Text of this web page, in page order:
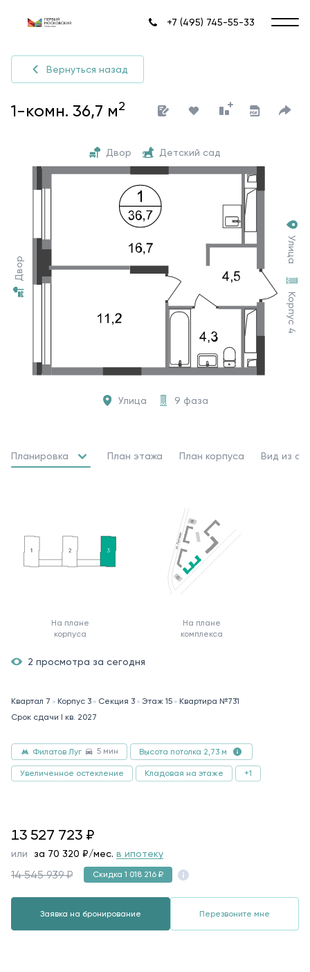
+7 (495) 745-55-33
Вернуться назад
1-комн. 36,7 м2
Двор
Улица
Корпус 4
Улица 9 фаза
Двор Детский сад
Планировка План этажа План корпуса Вид из
На плане
корпуса
На плане
комплекса
2 просмотра за сегодня
Квартал 7 Корпус 3 Секция 3 Этаж 15
Квартира №731
Срок сдачи I кв. 2027
Филатов Луг 5 мин Высота потолка 2,73 м
Увеличенное остекление Кладовая на этаже +1
13527723
13 527 723 ₽
или за 70 320 ₽/мес. в ипотеку
14 545 939 ₽ Скидка 1 018 216 ₽
Заявка на бронирование Перезвоните мне